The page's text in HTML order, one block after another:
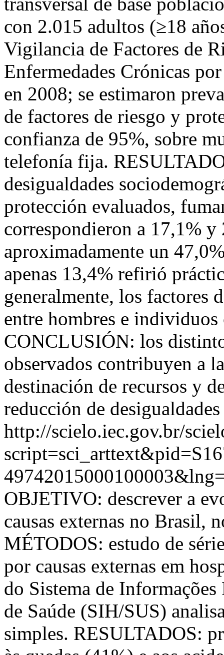
con 2.015 adultos (≥18
Vigilancia de Factores de
Enfermedades Crónicas
en 2008; se estimaron
de factores de riesgo y
confianza de 95%, sobre
telefonía fija.
desigualdades
protección evaluados,
correspondieron a 17,1% y
aproximadamente un
apenas 13,4% refirió
generalmente, los factores
entre hombres e
CONCLUSIÓN: los
observados contribuyen a
destinación de recursos y
reducción de
http://scielo.iec.gov.br/
OBJETIVO: descrever a
causas externas no Brasil,
MÉTODOS: estudo de
por causas externas em
do Sistema de
de Saúde (SIH/SUS)
simples. RESULTADOS: